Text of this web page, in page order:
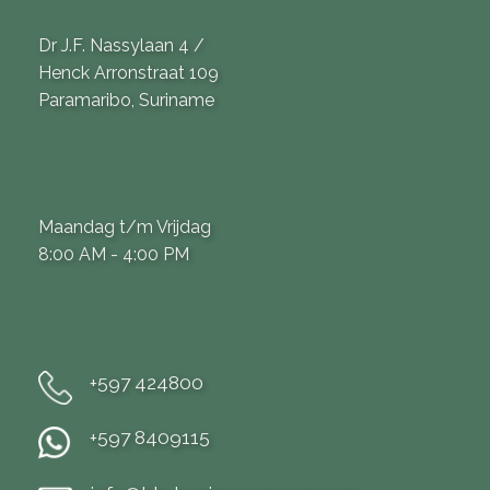
Dr J.F. Nassylaan 4 /
Henck Arronstraat 109
Paramaribo, Suriname
Maandag t/m Vrijdag
8:00 AM - 4:00 PM
+597 424800
+597 8409115